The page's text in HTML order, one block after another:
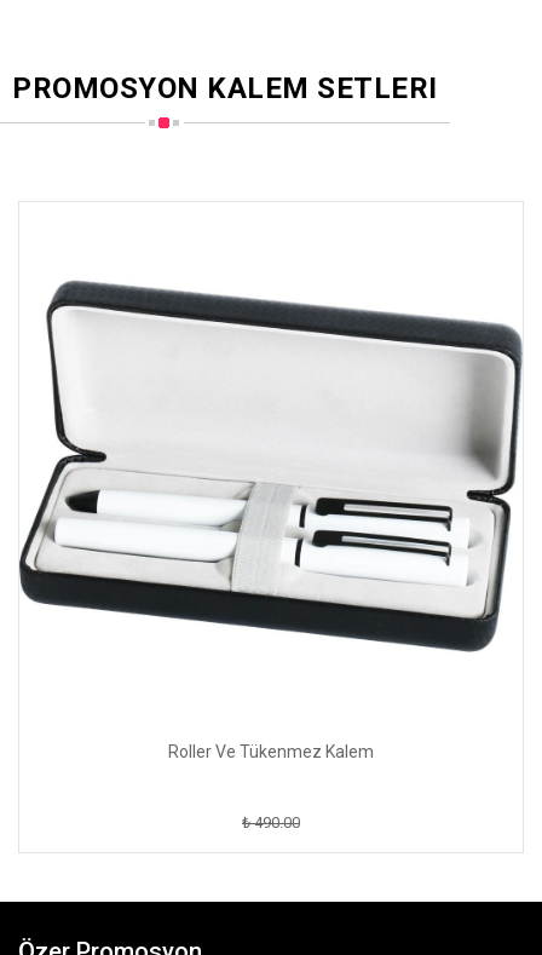
PROMOSYON KALEM SETLERI
Roller Ve Tükenmez Kalem
₺ 490.00